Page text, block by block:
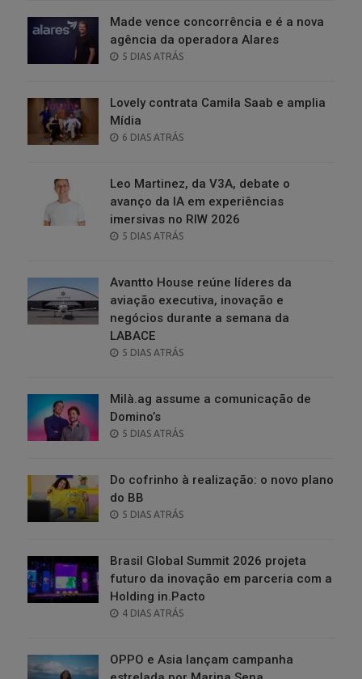
Made vence concorrência e é a nova
agência da operadora Alares
POSTED
5 DIAS ATRÁS
Lovely contrata Camila Saab e amplia
Mídia
POSTED
6 DIAS ATRÁS
Leo Martinez, da V3A, debate o
avanço da IA em experiências
imersivas no RIW 2026
POSTED
5 DIAS ATRÁS
Avantto House reúne líderes da
aviação executiva, inovação e
negócios durante a semana da
LABACE
POSTED
5 DIAS ATRÁS
Milà.ag assume a comunicação de
Domino’s
POSTED
5 DIAS ATRÁS
Do cofrinho à realização: o novo plano
do BB
POSTED
5 DIAS ATRÁS
Brasil Global Summit 2026 projeta
futuro da inovação em parceria com a
Holding in.Pacto
POSTED
4 DIAS ATRÁS
OPPO e Asia lançam campanha